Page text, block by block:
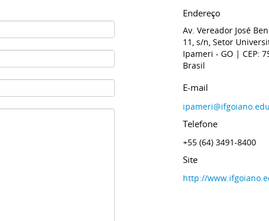
Endereço
Av. Vereador José
11, s/n, Setor
Ipameri- GO | CEP:
Brasil
E-mail
Telefone
+55 (64) 3491-8400
Site
http://